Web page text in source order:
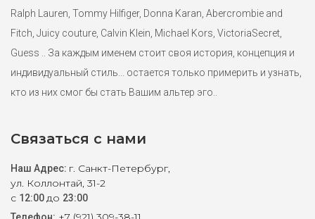
Ralph Lauren, Tommy Hilfiger, Donna Karan, Abercrombie and
Fitch, Juicy couture, Calvin Klein, Michael Kors, VictoriaSecret,
Guess .. За каждым именем стоит своя история, концепция и
индивидуальный стиль... остается только примерить и узнать,
кто из них смог бы стать Вашим альтер эго..
Связаться с нами
Наш Адрес: г. Санкт-Петербург,
ул. Коллонтай, 31-2
с 12:00до 23:00